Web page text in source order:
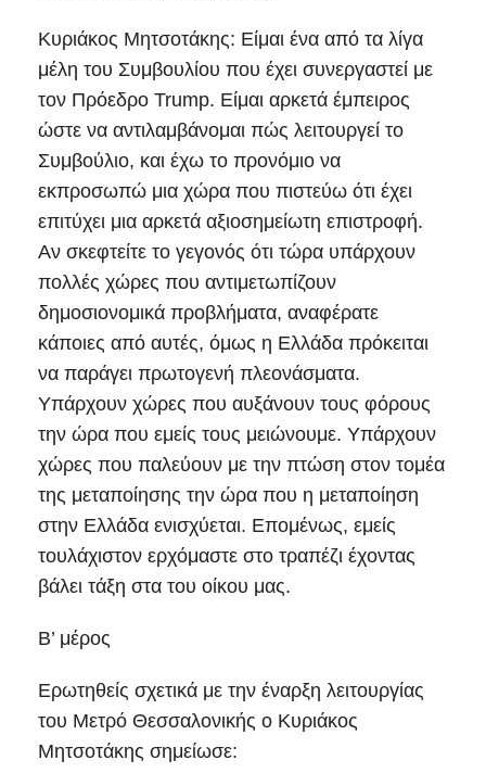
Κυριάκος Μητσοτάκης: Είμαι ένα από τα λίγα
μέλη του Συμβουλίου που έχει συνεργαστεί με
τον Πρόεδρο Trump. Είμαι αρκετά έμπειρος
ώστε να αντιλαμβάνομαι πώς λειτουργεί το
Συμβούλιο, και έχω το προνόμιο να
εκπροσωπώ μια χώρα που πιστεύω ότι έχει
επιτύχει μια αρκετά αξιοσημείωτη επιστροφή.
Αν σκεφτείτε το γεγονός ότι τώρα υπάρχουν
πολλές χώρες που αντιμετωπίζουν
δημοσιονομικά προβλήματα, αναφέρατε
κάποιες από αυτές, όμως η Ελλάδα πρόκειται
να παράγει πρωτογενή πλεονάσματα.
Υπάρχουν χώρες που αυξάνουν τους φόρους
την ώρα που εμείς τους μειώνουμε. Υπάρχουν
χώρες που παλεύουν με την πτώση στον τομέα
της μεταποίησης την ώρα που η μεταποίηση
στην Ελλάδα ενισχύεται. Επομένως, εμείς
τουλάχιστον ερχόμαστε στο τραπέζι έχοντας
βάλει τάξη στα του οίκου μας.
Β’ μέρος
Ερωτηθείς σχετικά με την έναρξη λειτουργίας
του Μετρό Θεσσαλονικής ο Κυριάκος
Μητσοτάκης σημείωσε: